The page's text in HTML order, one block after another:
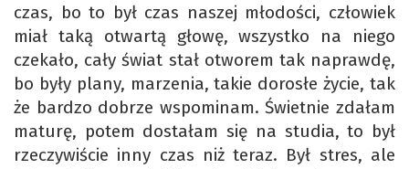
czas, bo to był czas naszej młodości, człowiek
miał taką otwartą głowę, wszystko na niego
czekało, cały świat stał otworem tak naprawdę,
bo były plany, marzenia, takie dorosłe życie, tak
że bardzo dobrze wspominam. Świetnie zdałam
maturę, potem dostałam się na studia, to był
rzeczywiście inny czas niż teraz. Był stres, ale